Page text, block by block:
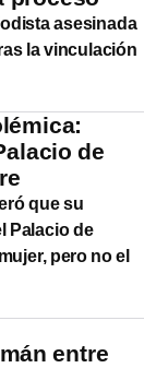
asesinada
la vinculación
de
que su
Palacio de
pero no el
entre